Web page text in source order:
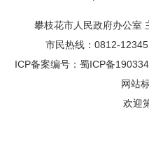
攀枝花市人民政府办公
市民热线：0812-
ICP备案编号：蜀ICP备
网站
欢迎